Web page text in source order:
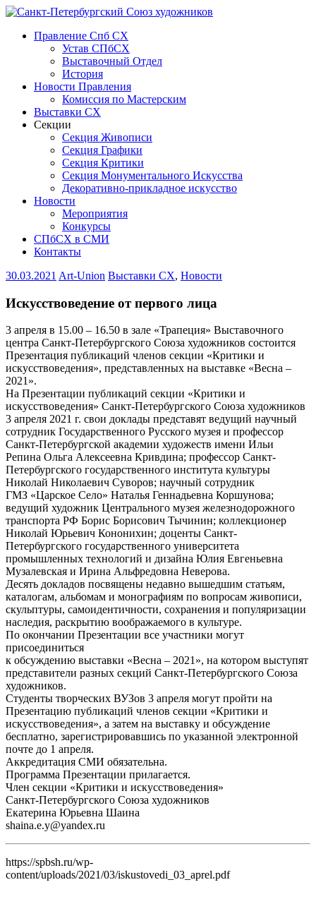
Правление Спб СХ
Устав СПбСХ
Выставочный Отдел
История
Новости Правления
Комиссия по Мастерским
Выставки СХ
Секции
Секция Живописи
Секция Графики
Секция Критики
Секция Монументального Искусства
Декоративно-прикладное искусство
Новости
Мероприятия
Конкурсы
СПбСХ в СМИ
Контакты
30.03.2021 Art-Union Выставки СХ, Новости
Искусствоведение от первого лица
3 апреля в 15.00 – 16.50 в зале «Трапеция» Выставочного
центра Санкт-Петербургского Союза художников состоится
Презентация публикаций членов секции «Критики и
искусствоведения», представленных на выставке «Весна –
2021».
На Презентации публикаций секции «Критики и
искусствоведения» Санкт-Петербургского Союза художников
3 апреля 2021 г. свои доклады представят ведущий научный
сотрудник Государственного Русского музея и профессор
Санкт-Петербургской академии художеств имени Ильи
Репина Ольга Алексеевна Кривдина; профессор Санкт-
Петербургского государственного института культуры
Николай Николаевич Суворов; научный сотрудник
ГМЗ «Царское Село» Наталья Геннадьевна Коршунова;
ведущий художник Центрального музея железнодорожного
транспорта РФ Борис Борисович Тычинин; коллекционер
Николай Юрьевич Кононихин; доценты Санкт-
Петербургского государственного университета
промышленных технологий и дизайна Юлия Евгеньевна
Музалевская и Ирина Альфредовна Неверова.
Десять докладов посвящены недавно вышедшим статьям,
каталогам, альбомам и монографиям по вопросам живописи,
скульптуры, самоидентичности, сохранения и популяризации
наследия, раскрытию воображаемого в культуре.
По окончании Презентации все участники могут
присоединиться
к обсуждению выставки «Весна – 2021», на котором выступят
представители разных секций Санкт-Петербургского Союза
художников.
Студенты творческих ВУЗов 3 апреля могут пройти на
Презентацию публикаций членов секции «Критики и
искусствоведения», а затем на выставку и обсуждение
бесплатно, зарегистрировавшись по указанной электронной
почте до 1 апреля.
Аккредитация СМИ обязательна.
Программа Презентации прилагается.
Член секции «Критики и искусствоведения»
Санкт-Петербургского Союза художников
Екатерина Юрьевна Шаина
shaina.e.y@yandex.ru
https://spbsh.ru/wp-
content/uploads/2021/03/iskustovedi_03_aprel.pdf